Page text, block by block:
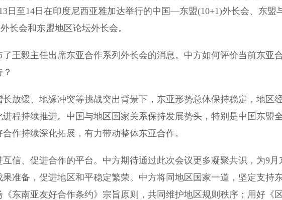
日至14日在印度尼西亚雅加达举行的中国—东盟(10+1)外长会、东盟
长会和东盟地区论坛外长会。
毅主任出席东亚合作系列外长会的消息。中方如何评价当前东亚
缓、地缘冲突等挑战突出背景下，东亚形势总体保持稳定，地区
程持续推进。中国与地区国家关系保持发展势头，特别是中国东盟
作持续深化拓展，有力带动整体东亚合作。
、促进合作的平台。中方期待通过此次会议更多凝聚共识，为9月
准备，促进地区和平稳定繁荣。中方将同地区国家一道，坚定支持
东南亚友好合作条约》宗旨原则，共同维护地区规则秩序；用好《